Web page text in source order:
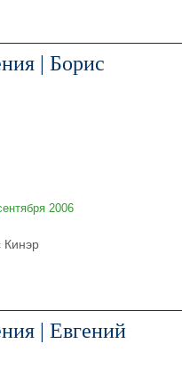
| Борис
2006
Кинэр
| Евгений